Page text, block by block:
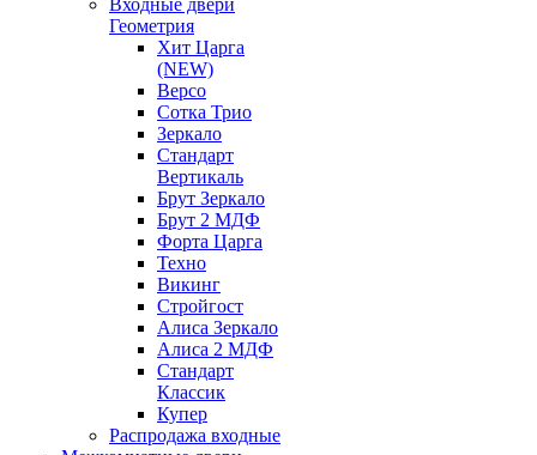
Входные двери
Геометрия
Хит Царга
(NEW)
Версо
Сотка Трио
Зеркало
Стандарт
Вертикаль
Брут Зеркало
Брут 2 МДФ
Форта Царга
Техно
Викинг
Стройгост
Алиса Зеркало
Алиса 2 МДФ
Стандарт
Классик
Купер
Распродажа входные